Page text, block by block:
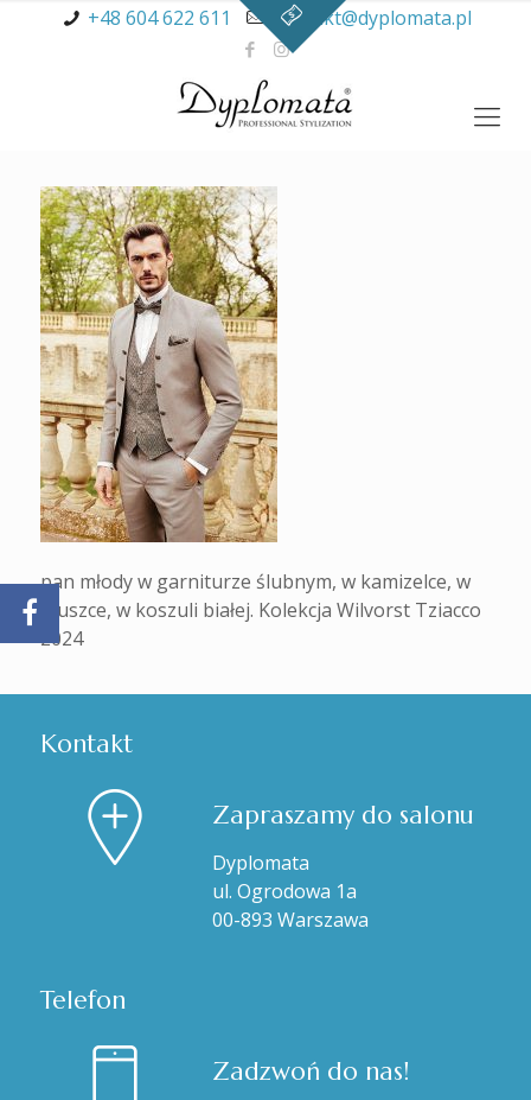
+48 604 622 611 kontakt@dyplomata.pl
pan młody w garniturze ślubnym, w kamizelce, w
muszce, w koszuli białej. Kolekcja Wilvorst Tziacco
2024
Kontakt
Zapraszamy do salonu
Dyplomata
ul. Ogrodowa 1a
00-893 Warszawa
Telefon
Zadzwoń do nas!